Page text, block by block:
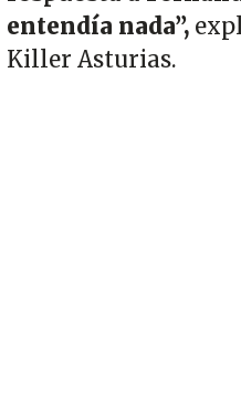
entendía nada”,
Killer Asturias.